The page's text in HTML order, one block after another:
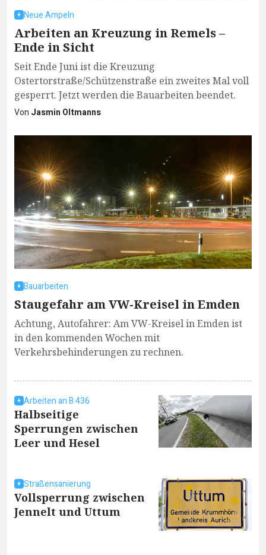
Neue Ampeln
Arbeiten an Kreuzung in Remels –
Ende in Sicht
Seit Ende Juni ist die Kreuzung
Ostertorstraße/Schützenstraße ein zweites Mal voll
gesperrt. Jetzt werden die Bauarbeiten beendet.
Von Jasmin Oltmanns
Bauarbeiten
Staugefahr am VW-Kreisel in Emden
Achtung, Autofahrer: Am VW-Kreisel in Emden ist
in den kommenden Wochen mit
Verkehrsbehinderungen zu rechnen.
Arbeiten an B 436
Halbseitige
Sperrungen zwischen
Leer und Hesel
Straßensanierung
Vollsperrung zwischen
Jennelt und Uttum